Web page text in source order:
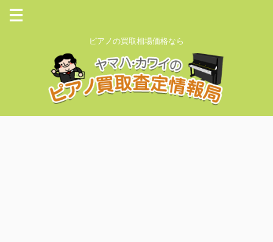
ピアノの買取相場価格なら